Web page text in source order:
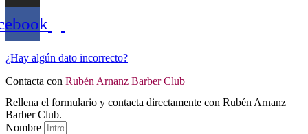
¿Hay algún dato incorrecto?
Contacta con Rubén Arnanz Barber Club
Rellena el formulario y contacta directamente con Rubén Arnanz
Barber Club.
Nombre